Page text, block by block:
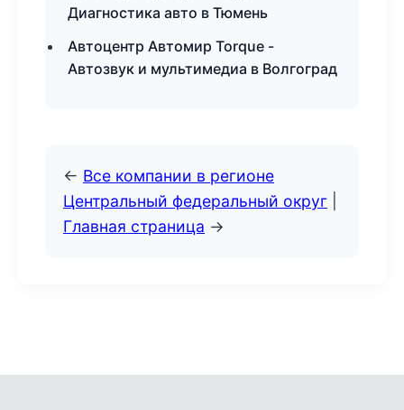
Диагностика авто в Тюмень
Автоцентр Автомир Torque -
Автозвук и мультимедиа в Волгоград
← Все компании в регионе
Центральный федеральный округ
Главная страница →